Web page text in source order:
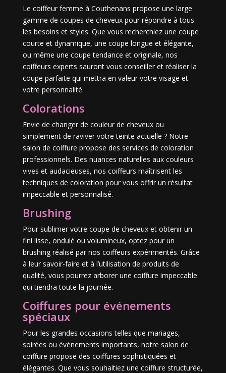
Le coiffeur femme à Couthenans propose une large
gamme de coupes de cheveux pour répondre à tous
les besoins et styles. Que vous recherchiez une coupe
courte et dynamique, une coupe longue et élégante,
ou même une coupe tendance et originale, nos
coiffeurs experts sauront vous conseiller et réaliser la
coupe parfaite qui mettra en valeur votre visage et
votre personnalité.
Colorations
Envie de changer de couleur de cheveux ou
simplement de raviver votre teinte actuelle ? Notre
salon de coiffure propose des services de coloration
professionnels. Des nuances naturelles aux couleurs
vives et audacieuses, nos coiffeurs maîtrisent les
techniques de coloration pour vous offrir un résultat
impeccable et personnalisé.
Brushing
Pour sublimer votre coupe de cheveux et obtenir un
fini lisse, ondulé ou volumineux, optez pour un
brushing réalisé par nos coiffeurs expérimentés. Grâce
à leur savoir-faire et à l’utilisation de produits de
qualité, vous pourrez arborer une coiffure impeccable
qui tiendra toute la journée.
Coiffures pour événements
spéciaux
Pour les grandes occasions telles que mariages,
soirées ou événements importants, notre salon de
coiffure propose des coiffures sophistiquées et
élégantes. Que vous souhaitiez une coiffure structurée,